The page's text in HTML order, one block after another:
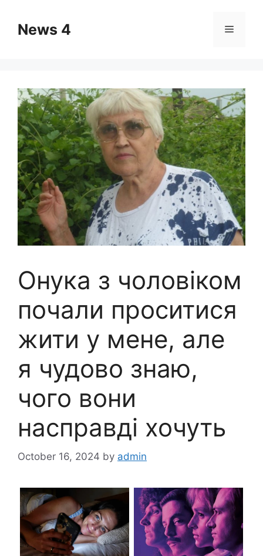
contentNews 4 Menu
Онука з чоловіком
почали проситися
жити у мене, але
я чудово знаю,
чого вони
насправді хочуть
October 16, 2024 by admin